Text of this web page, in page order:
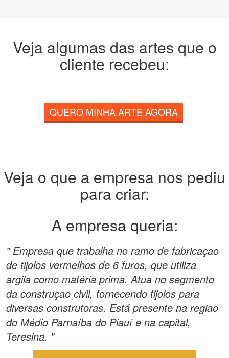
Veja algumas das artes que o
cliente recebeu:
QUERO MINHA ARTE AGORA
Veja o que a empresa nos pediu
para criar:
A empresa queria:
" Empresa que trabalha no ramo de fabricaçao
de tijolos vermelhos de 6 furos, que utiliza
argila como matéria prima. Atua no segmento
da construçao civil, fornecendo tijolos para
diversas construtoras. Está presente na regiao
do Médio Parnaíba do Piauí e na capital,
Teresina. "